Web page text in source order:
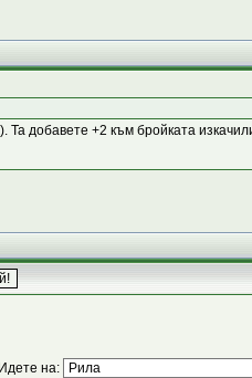
добавете +2 към бройката
Идете на: